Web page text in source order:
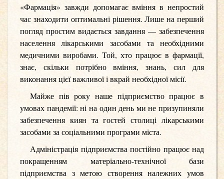
«Фармація» завжди допомагає вміння в непростий
час знаходити оптимальні рішення. Лише на перший
погляд простим видається завдання — забезпечення
населення лікарськими засобами та необхідними
медичними виробами. Той, хто працює в фармації,
знає, скільки потрібно вміння, знань, сил для
виконання цієї важливої і вкрай необхідної місії.
Майже пів року наше підприємство працює в
умовах пандемії: ні на один день ми не призупиняли
забезпечення киян та гостей столиці лікарськими
засобами за соціальними програми міста.
Адміністрація підприємства постійно працює над
покращенням матеріально-технічної бази
підприємства з метою створення належних умов